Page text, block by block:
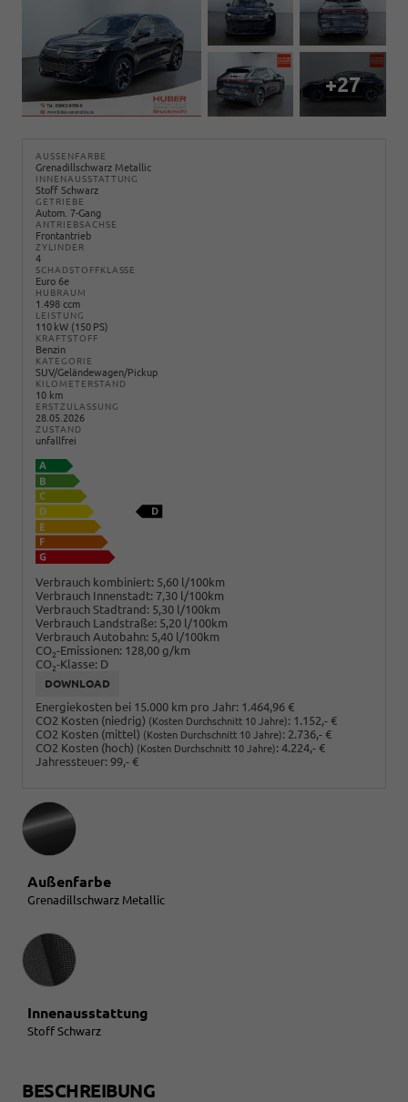
+27
AUSSENFARBE
Grenadillschwarz Metallic
INNENAUSSTATTUNG
Stoff Schwarz
GETRIEBE
Autom. 7-Gang
ANTRIEBSACHSE
Frontantrieb
ZYLINDER
4
SCHADSTOFFKLASSE
Euro 6e
HUBRAUM
1.498 ccm
LEISTUNG
110 kW (150 PS)
KRAFTSTOFF
Benzin
KATEGORIE
SUV/Geländewagen/Pickup
KILOMETERSTAND
10 km
ERSTZULASSUNG
28.05.2026
ZUSTAND
unfallfrei
Verbrauch kombiniert: 5,60 l/100km
Verbrauch Innenstadt: 7,30 l/100km
Verbrauch Stadtrand: 5,30 l/100km
Verbrauch Landstraße: 5,20 l/100km
Verbrauch Autobahn: 5,40 l/100km
CO2-Emissionen: 128,00 g/km
CO2-Klasse: D
DOWNLOAD
Energiekosten bei 15.000 km pro Jahr: 1.464,96 €
CO2 Kosten (niedrig) (Kosten Durchschnitt 10 Jahre): 1.152,- €
CO2 Kosten (mittel) (Kosten Durchschnitt 10 Jahre): 2.736,- €
CO2 Kosten (hoch) (Kosten Durchschnitt 10 Jahre): 4.224,- €
Jahressteuer: 99,- €
Außenfarbe
Grenadillschwarz Metallic
Innenausstattung
Innenausstattung
Stoff Schwarz
BESCHREIBUNG